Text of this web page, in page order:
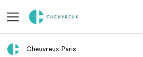
Retour aux actualités
Cheuvreux Paris